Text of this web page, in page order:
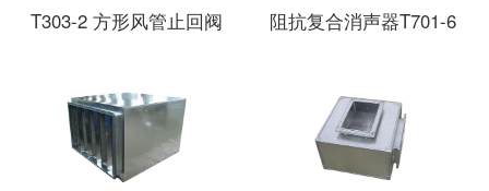
T303-2 方形风管止回阀 阻抗复合消声器T701-6